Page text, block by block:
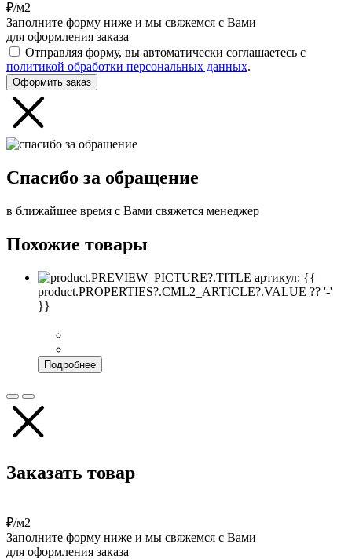
₽/м2
Заполните форму ниже и мы свяжемся с Вами
для оформления заказа
Отправляя форму, вы автоматически соглашаетесь с
политикой обработки персональных данных.
Оформить заказ
Спасибо за обращение
в ближайшее время с Вами свяжется менеджер
Похожие товары
артикул: {{
product.PROPERTIES?.CML2_ARTICLE?.VALUE ?? '-'
}}
Подробнее
Заказать товар
₽/м2
Заполните форму ниже и мы свяжемся с Вами
для оформления заказа